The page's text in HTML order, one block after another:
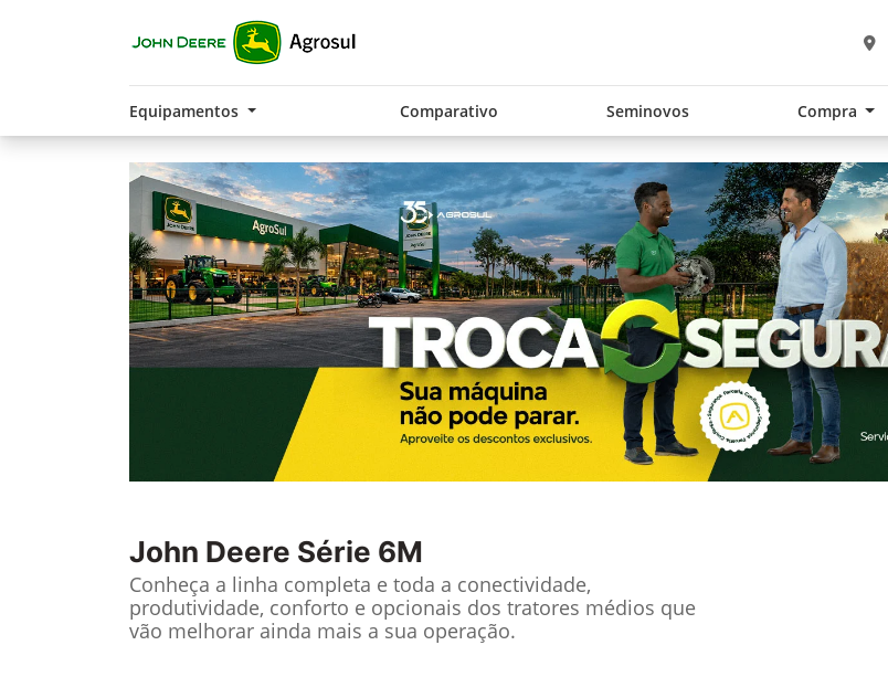
Equipamentos Comparativo Seminovos Compra
John Deere Série 6M
Conheça a linha completa e toda a conectividade,
produtividade, conforto e opcionais dos tratores médios que
vão melhorar ainda mais a sua operação.